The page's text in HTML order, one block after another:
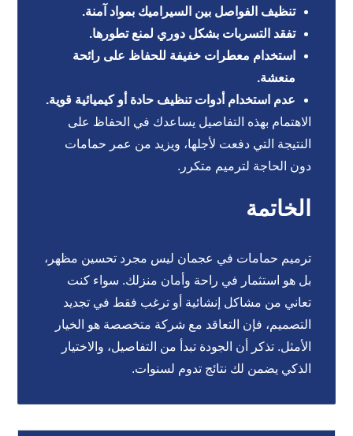
تنظيف الفواصل بين السيراميك بمواد آمنة.
تفقد التسربات بشكل دوري لمنع تطورها.
استخدام معطرات خفيفة للحفاظ على رائحة
منعشة.
عدم استخدام أدوات تنظيف حادة أو كيميائية قوية.
الاهتمام بهذه التفاصيل يساعدك في الحفاظ على
النتيجة التي دفعت لأجلها، ويزيد من عمر حمامات
دون الحاجة لترميم متكرر.
الخاتمة
ترميم حمامات في عجمان ليس مجرد تحسين مظهر،
بل هو استثمار في راحة وأمان منزلك. سواء كنت
تعاني من مشاكل إنشائية أو ترغب فقط في تجديد
التصميم، فإن التعاقد مع شركة متخصصة هو الخيار
الأمثل. تذكر أن الجودة تبدأ من التفاصيل، والاختيار
الذكي يضمن لك نتائج تدوم لسنوات.